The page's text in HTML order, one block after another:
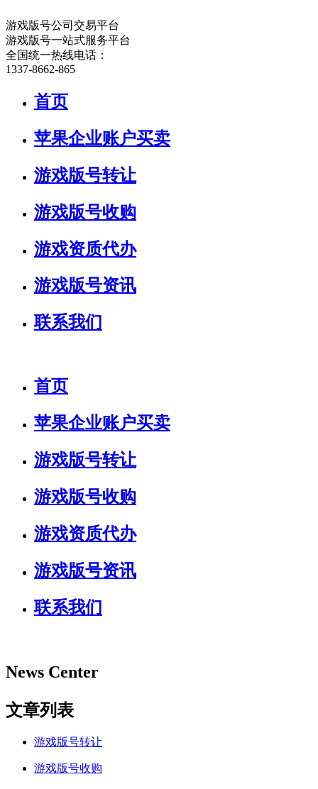
游戏版号公司交易平台
游戏版号一站式服务平台
全国统一热线电话：
1337-8662-865
首页
苹果企业账户买卖
游戏版号转让
游戏版号收购
游戏资质代办
游戏版号资讯
联系我们
首页
苹果企业账户买卖
游戏版号转让
游戏版号收购
游戏资质代办
游戏版号资讯
联系我们
News Center
文章列表
游戏版号转让
游戏版号收购